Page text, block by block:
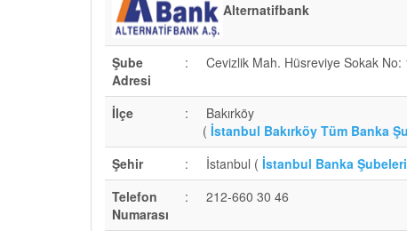
Alternatifbank
Şube
Adresi
: Cevizlik Mah. Hüsreviye Sokak No:
İlçe :
Bakırköy
( İstanbul Bakırköy Tüm Banka
Şehir
: İstanbul ( İstanbul Banka Şubeleri
Telefon
Numarası
: 212-660 30 46